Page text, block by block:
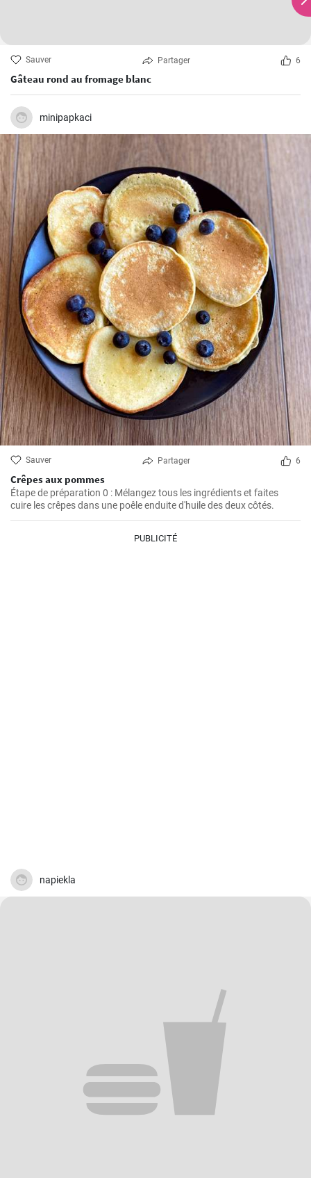
Sauver Partager 6
Gâteau rond au fromage blanc
minipapkaci
Sauver Partager 6
Crêpes aux pommes
Étape de préparation 0 : Mélangez tous les ingrédients et faites
cuire les crêpes dans une poêle enduite d'huile des deux côtés.
PUBLICITÉ
napiekla